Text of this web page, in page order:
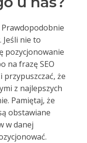
nie to
pozycjonowanie
na frazę SEO
przypuszczać, że
z najlepszych
Pamiętaj, że
obstawiane
w danej